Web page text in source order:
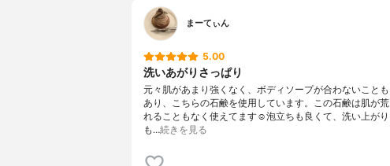
まーてぃん
5.00
洗いあがりさっぱり
元々肌があまり強くなく、ボディソープが合わないことも
あり、こちらの石鹸を使用しています。この石鹸は肌が荒
れることもなく使えてます☺️泡立ちも良くて、洗い上がり
も…続きを見る